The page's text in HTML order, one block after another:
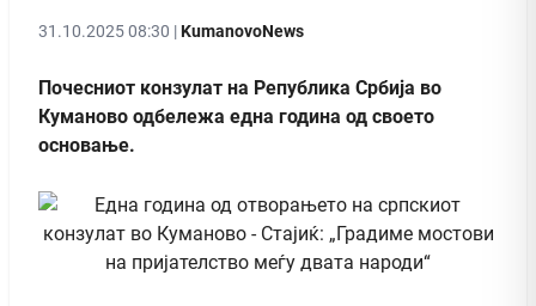
31.10.2025 08:30 |KumanovoNews
Почесниот конзулат на Република Србија во
Куманово одбележа една година од своето
основање.